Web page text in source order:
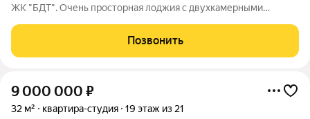
ЖК "БДТ". Очень просторная лоджия с двухкамерными
с,магазин "Пятёрочка".Недалеко находится новое метро"Юго
Западная". В. шаговой
Позвонить
9 000 000 ₽
32 м² квартира-студия 19 этаж из 21